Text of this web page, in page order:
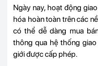
Ngày nay, hoạt động
hóa hoàn toàn trên các
có thể dễ dàng mua
thông qua hệ thống
giới được cấp phép.